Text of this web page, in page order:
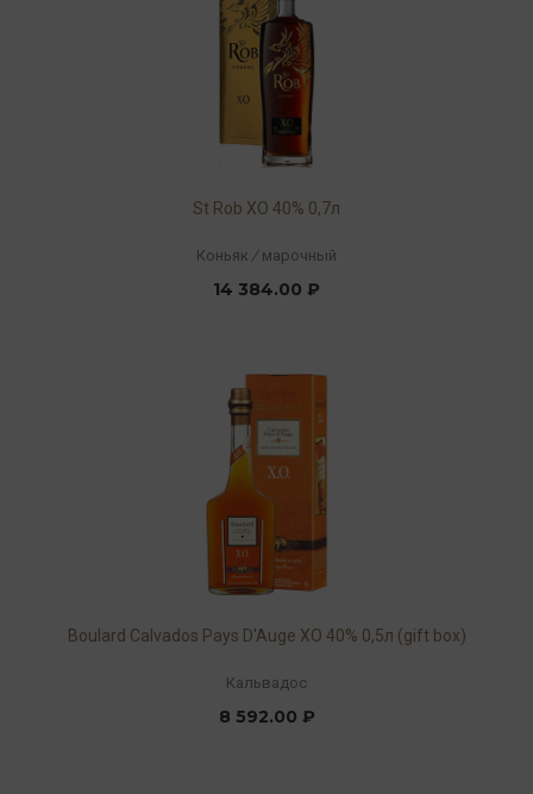
St Rob XO 40% 0,7л
Коньяк / марочный
14 384.00 ₽
Boulard Calvados Pays D'Auge XO 40% 0,5л (gift box)
Кальвадос
8 592.00 ₽